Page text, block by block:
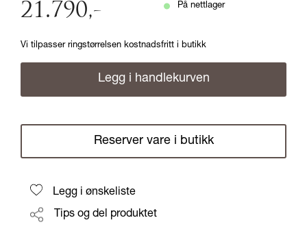
21.790,- På nettlager
Vi tilpasser ringstørrelsen kostnadsfritt i butikk
Legg i handlekurven
Reserver vare i butikk
Legg i ønskeliste
Tips og del produktet